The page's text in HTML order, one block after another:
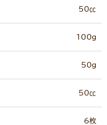
50㏄
100g
50g
50㏄
6枚